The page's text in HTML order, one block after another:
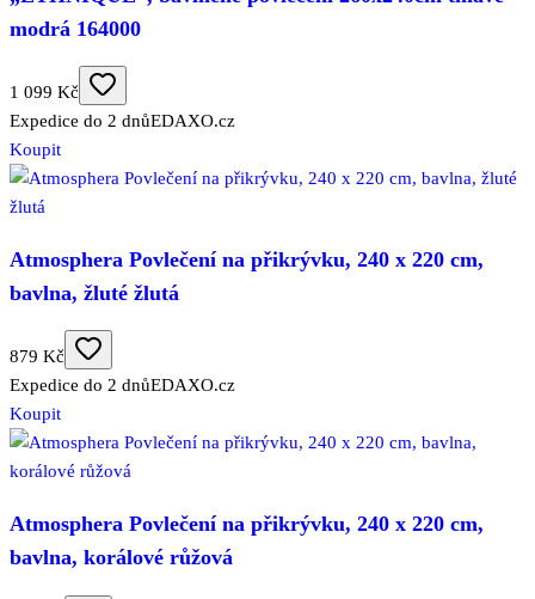
modrá 164000
1 099 Kč
Expedice do 2 dnůEDAXO.cz
Koupit
Atmosphera Povlečení na přikrývku, 240 x 220 cm,
bavlna, žluté žlutá
879 Kč
Expedice do 2 dnůEDAXO.cz
Koupit
Atmosphera Povlečení na přikrývku, 240 x 220 cm,
bavlna, korálové růžová